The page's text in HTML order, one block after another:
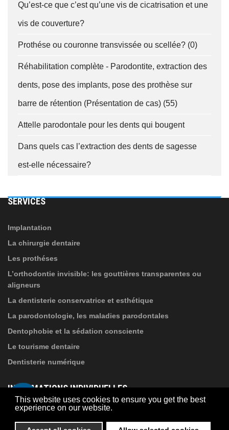
This website uses cookies to ensure you get the best
experience on our website.
Qu’est-ce que c’est qu’une vis de cicatrisation et une
vis de couverture?
Prothése ou couronne transvissée ou scellée? (0)
Réhabilitation complète - Parodontite, extraction des
dents, pose des implants, pose des prothèse sur
barre de rétention (Présentation de cas) (55)
Attelle parodontale pour les dents qui bougent
Dans quels cas l’extraction des dents de sagesse
est-elle nécessaire?
MINKET
fab
facebook-
f
fab
instagram
fab
youtube-
fab
linkedin-
EMAILCIME
S'ABONNER À
traitement des données
SERVICES
Implantation
La chirurgie dentaire
Les prothéses
L’orthodontie invisible: les gouttières transparentes ou
aligneurs
La dentisterie conservatrice et esthétique
La parodontologie, les maladies parodontales
Dentophobie et la sédation consciente
Le tourisme dentaire
Dentisterie numérique
INFORMATIONS INDIVIDUELLES
À propos de Suba Dental